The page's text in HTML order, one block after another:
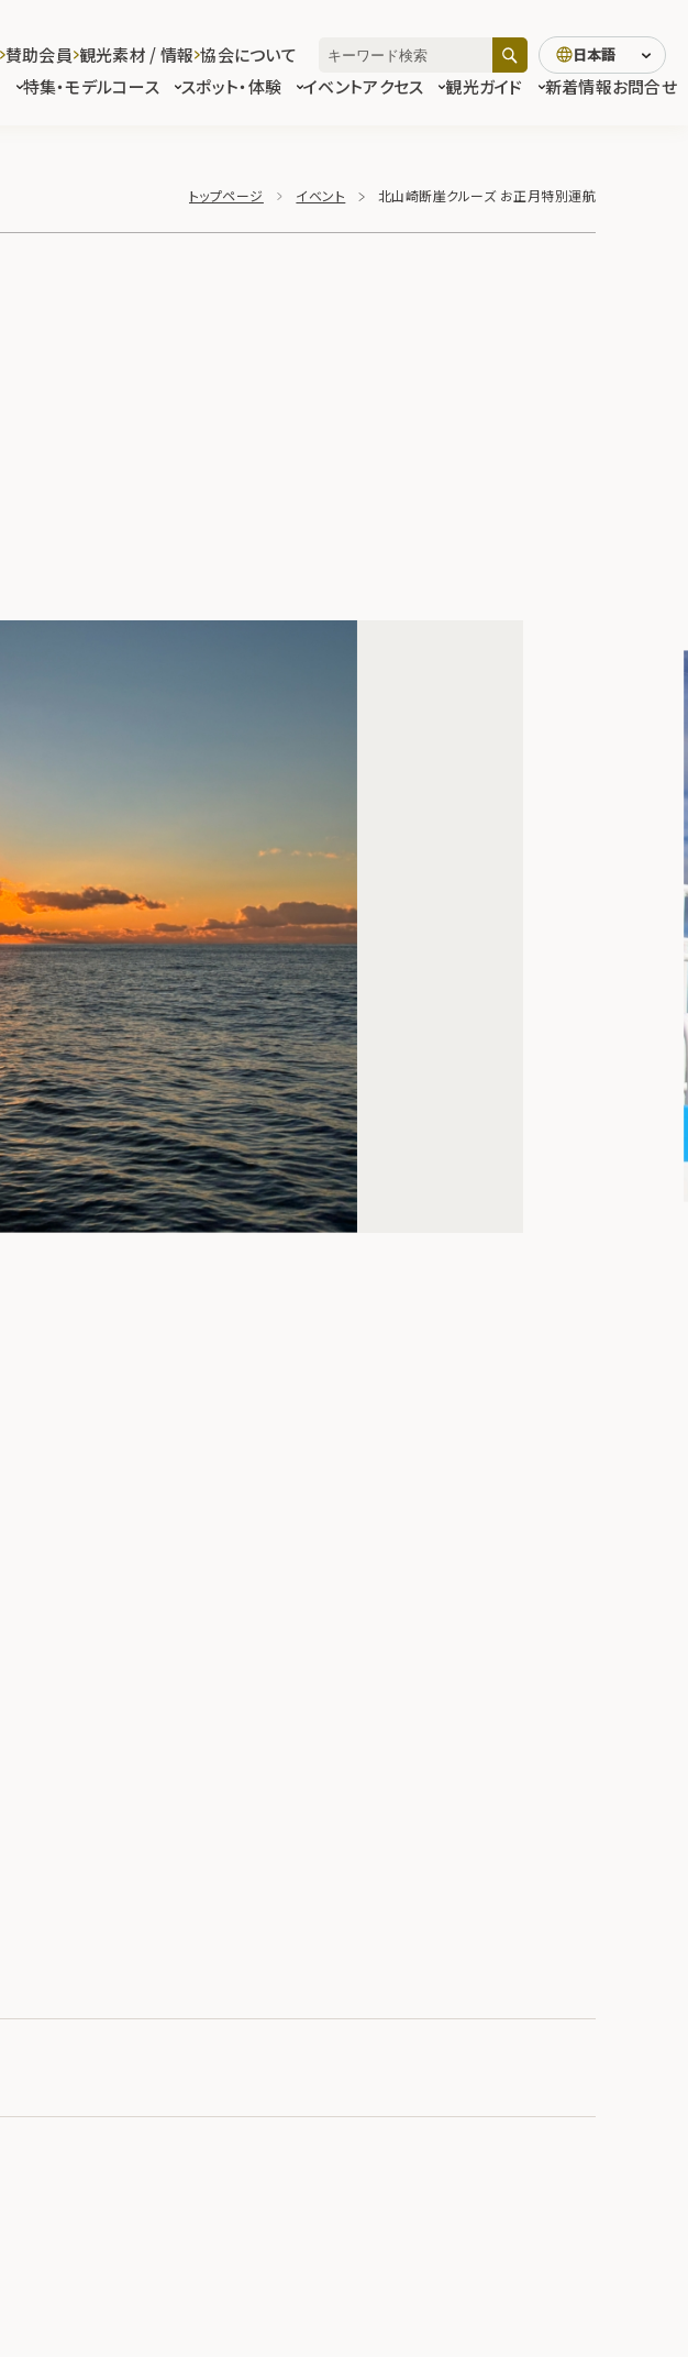
特集・モデルコース スポット・体験 イベントアクセス 観光ガイド 新着情報お問合せ
賛助会員 観光素材 / 情報 協会について 日本語
トップページ イベント 北山崎断崖クルーズ お正月特別運航